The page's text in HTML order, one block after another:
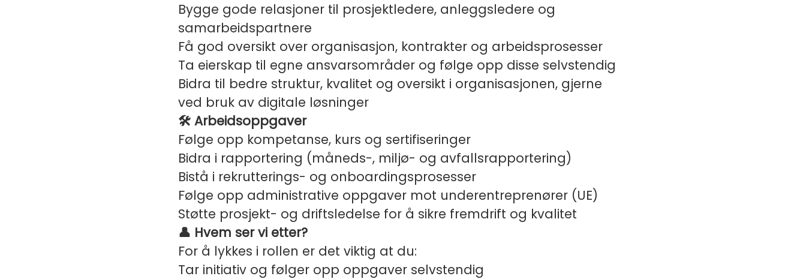
Bygge gode relasjoner til prosjektledere, anleggsledere og
samarbeidspartnere
Få god oversikt over organisasjon, kontrakter og arbeidsprosesser
Ta eierskap til egne ansvarsområder og følge opp disse selvstendig
Bidra til bedre struktur, kvalitet og oversikt i organisasjonen, gjerne
ved bruk av digitale løsninger
🛠️ Arbeidsoppgaver
Følge opp kompetanse, kurs og sertifiseringer
Bidra i rapportering (måneds-, miljø- og avfallsrapportering)
Bistå i rekrutterings- og onboardingsprosesser
Følge opp administrative oppgaver mot underentreprenører (UE)
Støtte prosjekt- og driftsledelse for å sikre fremdrift og kvalitet
👤 Hvem ser vi etter?
For å lykkes i rollen er det viktig at du:
Tar initiativ og følger opp oppgaver selvstendig